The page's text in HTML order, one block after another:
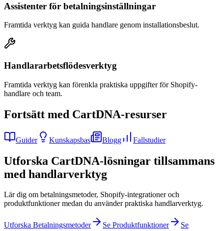
Assistenter för betalningsinställningar
Framtida verktyg kan guida handlare genom installationsbeslut.
Handlararbetsflödesverktyg
Framtida verktyg kan förenkla praktiska uppgifter för Shopify-
handlare och team.
Fortsätt med CartDNA-resurser
Guider Kunskapsbas Blogg Fallstudier
Utforska CartDNA-lösningar tillsammans
med handlarverktyg
Lär dig om betalningsmetoder, Shopify-integrationer och
produktfunktioner medan du använder praktiska handlarverktyg.
Utforska Betalningsmetoder Se Produktfunktioner
Se